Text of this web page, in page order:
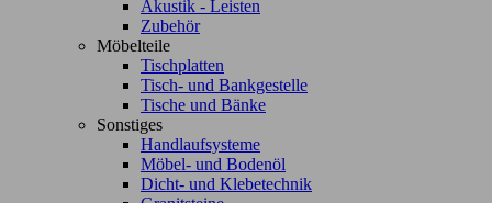
Akustik - Leisten
Zubehör
Möbelteile
Tischplatten
Tisch- und Bankgestelle
Tische und Bänke
Sonstiges
Handlaufsysteme
Möbel- und Bodenöl
Dicht- und Klebetechnik